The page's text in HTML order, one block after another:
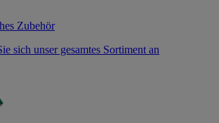
Zubehör
sich unser gesamtes Sortiment an